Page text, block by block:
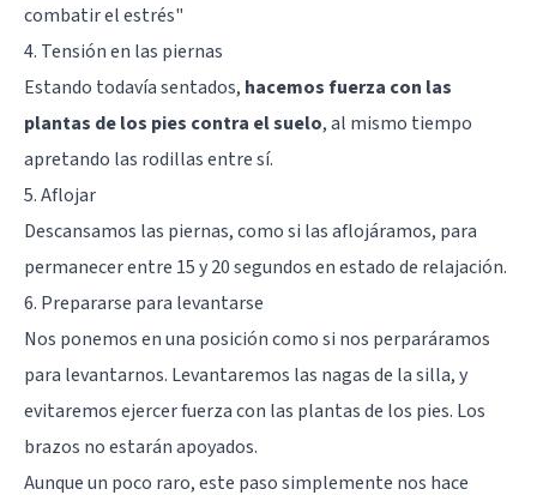
combatir el estrés"
4. Tensión en las piernas
Estando todavía sentados, hacemos fuerza con las
plantas de los pies contra el suelo, al mismo tiempo
apretando las rodillas entre sí.
5. Aflojar
Descansamos las piernas, como si las aflojáramos, para
permanecer entre 15 y 20 segundos en estado de relajación.
6. Prepararse para levantarse
Nos ponemos en una posición como si nos perparáramos
para levantarnos. Levantaremos las nagas de la silla, y
evitaremos ejercer fuerza con las plantas de los pies. Los
brazos no estarán apoyados.
Aunque un poco raro, este paso simplemente nos hace